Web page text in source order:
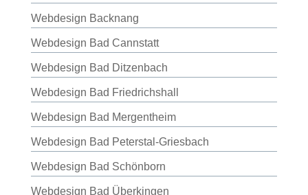
Webdesign Backnang
Webdesign Bad Cannstatt
Webdesign Bad Ditzenbach
Webdesign Bad Friedrichshall
Webdesign Bad Mergentheim
Webdesign Bad Peterstal-Griesbach
Webdesign Bad Schönborn
Webdesign Bad Überkingen